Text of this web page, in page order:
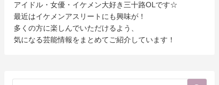
アイドル・女優・イケメン大好き三十路OLです☆
最近はイケメンアスリートにも興味が！
多くの方に楽しんでいただけるよう、
気になる芸能情報をまとめてご紹介しています！